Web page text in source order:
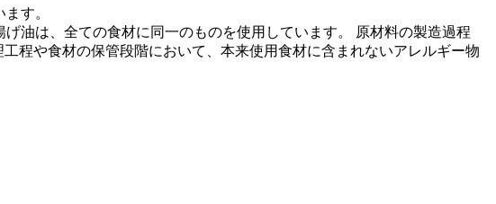
す。
油は、全ての食材に同一のものを使用しています。 原材料の製造過程
程や食材の保管段階において、本来使用食材に含まれないアレルギー物